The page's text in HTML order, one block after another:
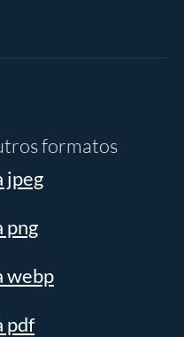
formatos
jpeg
png
webp
pdf